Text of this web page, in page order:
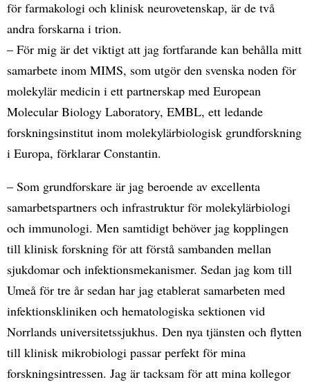
för farmakologi och klinisk neurovetenskap, är de två
andra forskarna i trion.
– För mig är det viktigt att jag fortfarande kan behålla mitt
samarbete inom MIMS, som utgör den svenska noden för
molekylär medicin i ett partnerskap med European
Molecular Biology Laboratory, EMBL, ett ledande
forskningsinstitut inom molekylärbiologisk grundforskning
i Europa, förklarar Constantin.
– Som grundforskare är jag beroende av excellenta
samarbetspartners och infrastruktur för molekylärbiologi
och immunologi. Men samtidigt behöver jag kopplingen
till klinisk forskning för att förstå sambanden mellan
sjukdomar och infektionsmekanismer. Sedan jag kom till
Umeå för tre år sedan har jag etablerat samarbeten med
infektionskliniken och hematologiska sektionen vid
Norrlands universitetssjukhus. Den nya tjänsten och flytten
till klinisk mikrobiologi passar perfekt för mina
forskningsintressen. Jag är tacksam för att mina kollegor